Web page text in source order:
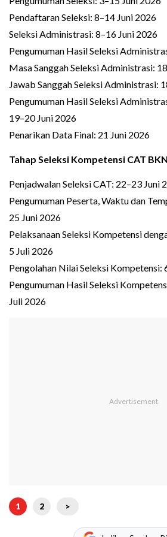
Pendaftaran Seleksi: 8–14 Juni 2026
Seleksi Administrasi: 8–16 Juni 2026
Pengumuman Hasil Seleksi
Masa Sanggah Seleksi Administrasi:
Jawab Sanggah Seleksi Administrasi:
Pengumuman Hasil Seleksi
19–20 Juni 2026
Penarikan Data Final: 21 Juni 2026
Tahap Seleksi Kompetensi CAT BKN
Penjadwalan Seleksi CAT: 22–23 Juni
Pengumuman Peserta, Waktu dan
25 Juni 2026
Pelaksanaan Seleksi Kompetensi
5 Juli 2026
Pengolahan Nilai Seleksi Kompetensi:
Pengumuman Hasil Seleksi
Juli 2026
1 2 >